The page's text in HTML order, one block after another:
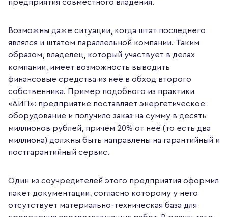
предприятия совместного владения.
Возможны даже ситуации, когда штат последнего
являлся и штатом параллельной компании. Таким
образом, владелец, который участвует в делах
компании, имеет возможность выводить
финансовые средства из неё в обход второго
собственника. Пример подобного из практики
«АИП»: предприятие поставляет энергетическое
оборудование и получило заказ на сумму в десять
миллионов рублей, причём 20% от неё (то есть два
миллиона) должны быть направлены на гарантийный и
постгарантийный сервис.
Один из соучредителей этого предприятия оформил
пакет документации, согласно которому у него
отсутствует материально-техническая база для